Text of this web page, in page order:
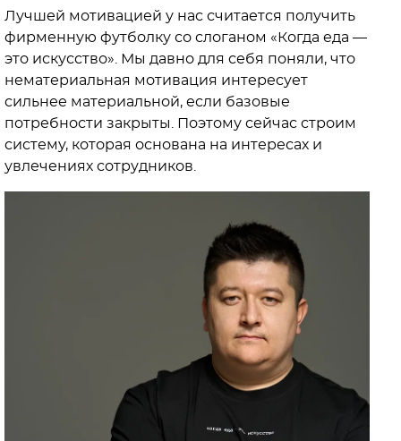
Лучшей мотивацией у нас считается получить
фирменную футболку со слоганом «Когда еда —
это искусство». Мы давно для себя поняли, что
нематериальная мотивация интересует
сильнее материальной, если базовые
потребности закрыты. Поэтому сейчас строим
систему, которая основана на интересах и
увлечениях сотрудников.